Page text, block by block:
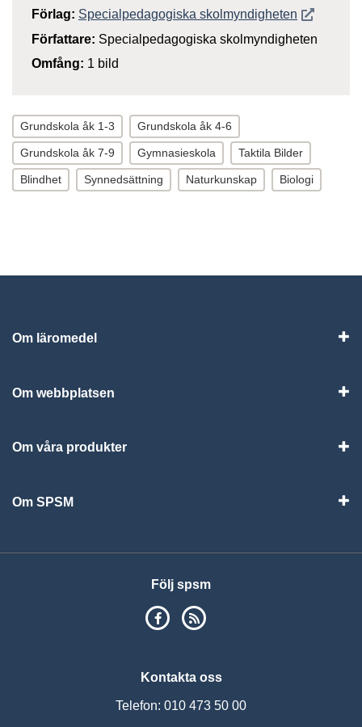
Förlag: Specialpedagogiska skolmyndigheten Öppnas i
Författare: Specialpedagogiska skolmyndigheten
Omfång: 1 bild
Grundskola åk 1-3 Grundskola åk 4-6
Grundskola åk 7-9 Gymnasieskola Taktila Bilder
Blindhet Synnedsättning Naturkunskap Biologi
Om läromedel
Om webbplatsen
Om våra produkter
Om SPSM
Följ spsm
SPSM på Facebook
Kontakta oss
Telefon: 010 473 50 00